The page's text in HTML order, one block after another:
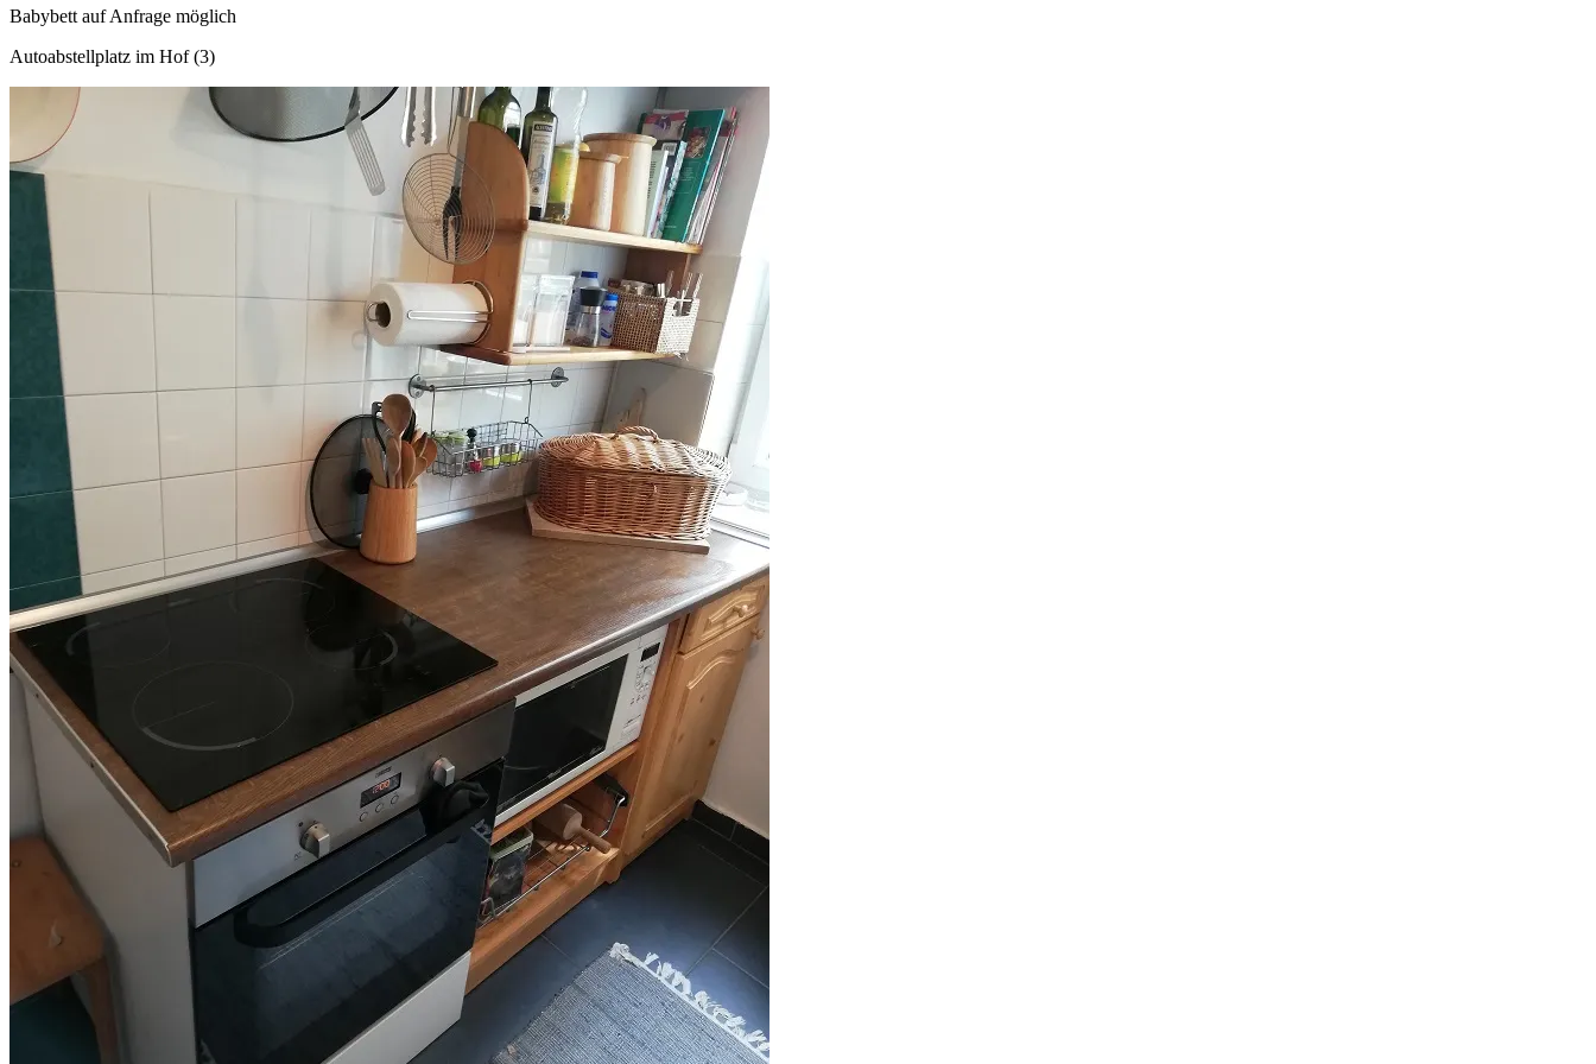
Babybett auf Anfrage möglich
Autoabstellplatz im Hof (3)